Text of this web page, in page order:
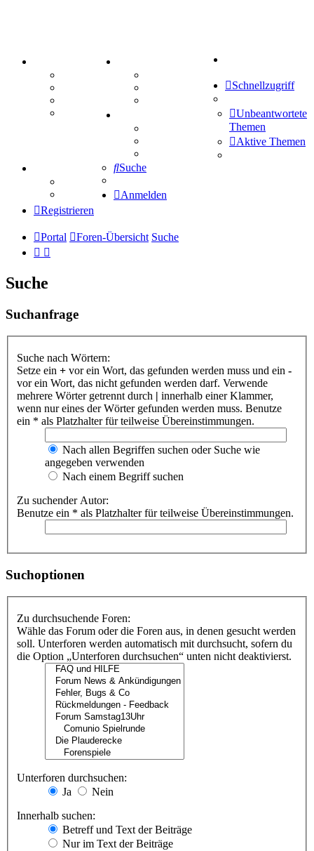
Mastodon
Treffenübersicht
Zitatesammlung
Schiffe versenken
Tipprunde
Comunio
Schnellzugriff
Unbeantwortete
Themen
Aktive Themen
Suche
Anmelden
Registrieren
Portal Foren-Übersicht Suche
Suche
Suchanfrage
Suche nach Wörtern:
Setze ein + vor ein Wort, das gefunden werden muss und ein -
vor ein Wort, das nicht gefunden werden darf. Verwende
mehrere Wörter getrennt durch | innerhalb einer Klammer,
wenn nur eines der Wörter gefunden werden muss. Benutze
ein * als Platzhalter für teilweise Übereinstimmungen.
Nach allen Begriffen suchen oder Suche wie
angegeben verwenden
Nach einem Begriff suchen
Zu suchender Autor:
Benutze ein * als Platzhalter für teilweise Übereinstimmungen.
Suchoptionen
Zu durchsuchende Foren:
Wähle das Forum oder die Foren aus, in denen gesucht werden
soll. Unterforen werden automatisch mit durchsucht, sofern du
die Option „Unterforen durchsuchen“ unten nicht deaktivierst.
Unterforen durchsuchen:
Ja
Nein
Innerhalb suchen:
Betreff und Text der Beiträge
Nur im Text der Beiträge